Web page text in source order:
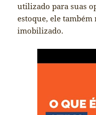
utilizado para suas
estoque, ele
imobilizado.